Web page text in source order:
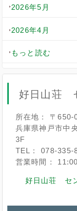
2026年5月
2026年4月
もっと読む
好日山荘
所在地： 〒650-
兵庫県神戸市中
3F
TEL： 078-335-
営業時間：
好日山荘 セ